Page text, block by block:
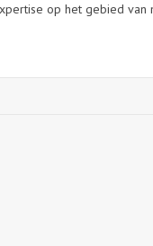
op het gebied van